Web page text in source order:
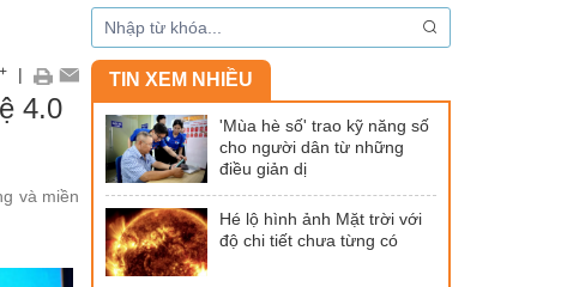
+ |
4.0
và miền
TIN XEM NHIỀU
'Mùa hè số' trao kỹ năng số
cho người dân từ những
điều giản dị
Hé lộ hình ảnh Mặt trời với
độ chi tiết chưa từng có